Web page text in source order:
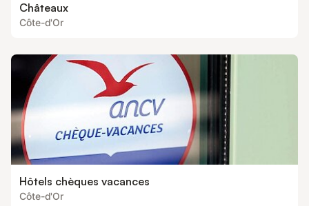
Châteaux
Côte-d'Or
Hôtels chèques vacances
Côte-d'Or